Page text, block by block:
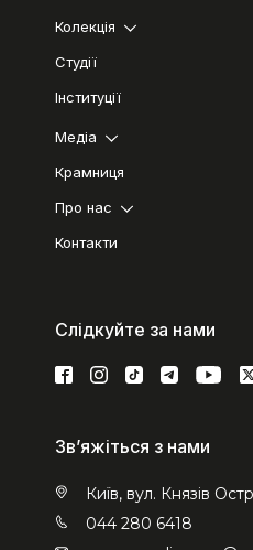
Колекція
Студії
Інституції
Медіа
Крамниця
Про нас
Контакти
Слідкуйте за нами
Зв’яжіться з нами
Київ, вул. Князів
044 280 6418